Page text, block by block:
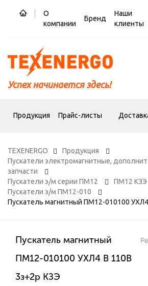
О
компании
Бренд
Наши
клиенты
Успех начинается здесь!
Продукция Прайс-листы
TEXENERGO
Продукция
Пускатели электромагнитные,
запчасти
Пускатели э/м серии ПМ12
ПМ12 КЗЭ
Пускатели э/м ПМ12-010
Пускатель магнитный ПМ12-010100
Пускатель магнитный
ПМ12-010100 УХЛ4 В 110В
3з+2р КЗЭ